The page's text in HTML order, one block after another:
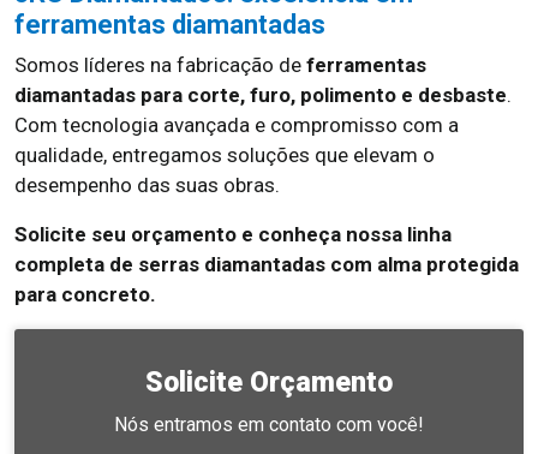
ferramentas diamantadas
Somos líderes na fabricação de ferramentas
diamantadas para corte, furo, polimento e desbaste.
Com tecnologia avançada e compromisso com a
qualidade, entregamos soluções que elevam o
desempenho das suas obras.
Solicite seu orçamento e conheça nossa linha
completa de serras diamantadas com alma protegida
para concreto.
Solicite Orçamento
Nós entramos em contato com você!